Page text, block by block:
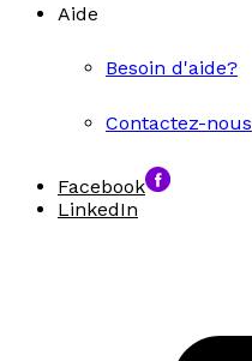
Aide
Besoin d'aide?
Contactez-nous
Facebook
LinkedIn